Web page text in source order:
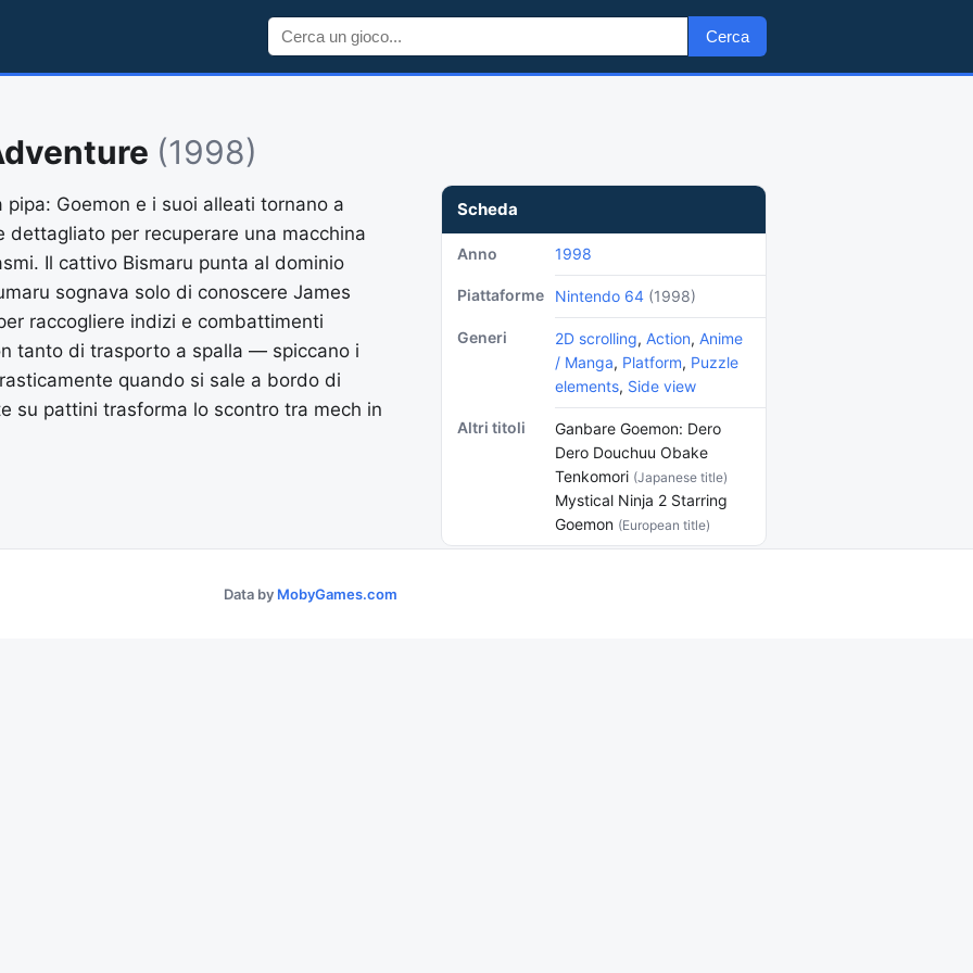
Cerca
(1998)
Scheda
Anno 1998
Piattaforme Nintendo 64 (1998)
Generi 2D scrolling, Action, Anime
/ Manga, Platform, Puzzle
elements, Side view
Altri titoli
Ganbare Goemon: Dero
Dero Douchuu Obake
Tenkomori (Japanese title)
Mystical Ninja 2 Starring
Goemon (European title)
Goemon e i suoi alleati tornano a
dettagliato per recuperare una macchina
Il cattivo Bismaru punta al dominio
sognava solo di conoscere James
raccogliere indizi e combattimenti
tanto di trasporto a spalla — spiccano i
quando si sale a bordo di
su pattini trasforma lo scontro tra mech in
Data by MobyGames.com